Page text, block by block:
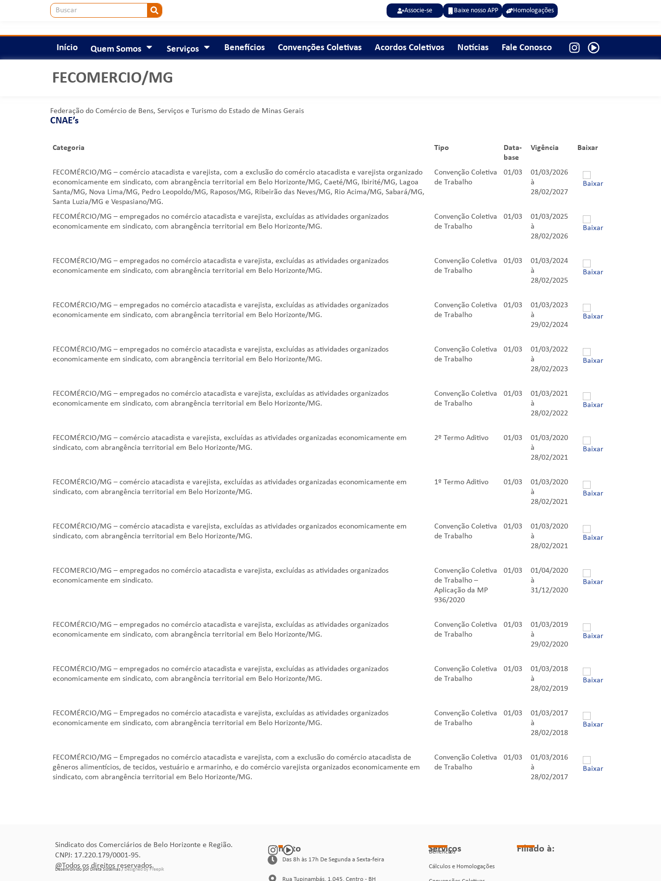
Associe-se Baixe nosso APP Homologações
Início Quem Somos Serviços Benefícios Convenções Coletivas Acordos Coletivos Notícias Fale Conosco
FECOMERCIO/MG
Federação do Comércio de Bens, Serviços e Turismo do Estado de Minas Gerais
CNAE’s
Categoria Tipo
Data-
base
Vigência Baixar
Categoria Tipo
Data-
Vigência Baixar
FECOMÉRCIO/MG – comércio atacadista e varejista, com a exclusão do comércio atacadista e varejista organizado
economicamente em sindicato, com abrangência territorial em Belo Horizonte/MG, Caeté/MG, Ibirité/MG, Lagoa
Santa/MG, Nova Lima/MG, Pedro Leopoldo/MG, Raposos/MG, Ribeirão das Neves/MG, Rio Acima/MG, Sabará/MG,
Santa Luzia/MG e Vespasiano/MG.
Convenção Coletiva
de Trabalho
01/03
01/03/2026
à
28/02/2027
FECOMÉRCIO/MG – empregados no comércio atacadista e varejista, excluídas as atividades organizados
economicamente em sindicato, com abrangência territorial em Belo Horizonte/MG.
Convenção Coletiva
de Trabalho
01/03
01/03/2025
à
28/02/2026
FECOMÉRCIO/MG – empregados no comércio atacadista e varejista, excluídas as atividades organizados
economicamente em sindicato, com abrangência territorial em Belo Horizonte/MG.
Convenção Coletiva
de Trabalho
01/03
01/03/2024
à
28/02/2025
FECOMÉRCIO/MG – empregados no comércio atacadista e varejista, excluídas as atividades organizados
economicamente em sindicato, com abrangência territorial em Belo Horizonte/MG.
Convenção Coletiva
de Trabalho
01/03
01/03/2023
à
29/02/2024
FECOMÉRCIO/MG – empregados no comércio atacadista e varejista, excluídas as atividades organizados
economicamente em sindicato, com abrangência territorial em Belo Horizonte/MG.
Convenção Coletiva
de Trabalho
01/03
01/03/2022
à
28/02/2023
FECOMÉRCIO/MG – empregados no comércio atacadista e varejista, excluídas as atividades organizados
economicamente em sindicato, com abrangência territorial em Belo Horizonte/MG.
Convenção Coletiva
de Trabalho
01/03
01/03/2021
à
28/02/2022
FECOMÉRCIO/MG – comércio atacadista e varejista, excluídas as atividades organizadas economicamente em
sindicato, com abrangência territorial em Belo Horizonte/MG.
2º Termo Aditivo 01/03
01/03/2020
à
28/02/2021
FECOMÉRCIO/MG – comércio atacadista e varejista, excluídas as atividades organizadas economicamente em
sindicato, com abrangência territorial em Belo Horizonte/MG.
1º Termo Aditivo 01/03
01/03/2020
à
28/02/2021
FECOMÉRCIO/MG – comércio atacadista e varejista, excluídas as atividades organizados economicamente em
sindicato, com abrangência territorial em Belo Horizonte/MG.
Convenção Coletiva
de Trabalho
01/03
01/03/2020
à
28/02/2021
FECOMERCIO/MG – empregados no comércio atacadista e varejista, excluídas as atividades organizados
economicamente em sindicato.
Convenção Coletiva
de Trabalho –
Aplicação da MP
936/2020
01/03
01/04/2020
à
31/12/2020
FECOMÉRCIO/MG – empregados no comércio atacadista e varejista, excluídas as atividades organizados
economicamente em sindicato, com abrangência territorial em Belo Horizonte/MG.
Convenção Coletiva
de Trabalho
01/03
01/03/2019
à
29/02/2020
FECOMÉRCIO/MG – empregados no comércio atacadista e varejista, excluídas as atividades organizados
economicamente em sindicato, com abrangência territorial em Belo Horizonte/MG.
Convenção Coletiva
de Trabalho
01/03
01/03/2018
à
28/02/2019
FECOMÉRCIO/MG – Empregados no comércio atacadista e varejista, excluídas as atividades organizados
economicamente em sindicato, com abrangência territorial em Belo Horizonte/MG.
Convenção Coletiva
de Trabalho
01/03
01/03/2017
à
28/02/2018
FECOMÉRCIO/MG – Empregados no comércio atacadista e varejista, com a exclusão do comércio atacadista de
gêneros alimentícios, de tecidos, vestuário e armarinho, e do comércio varejista organizados economicamente em
sindicato, com abrangência territorial em Belo Horizonte/MG.
Convenção Coletiva
de Trabalho
01/03
01/03/2016
à
28/02/2017
Sindicato dos Comerciários de Belo Horizonte e Região.
CNPJ: 17.220.179/0001-95.
@Todos os direitos reservados.
Desenvolvido por Direta Sistemas /Designed by Freepik
Contato
Das 8h às 17h De Segunda a Sexta-feira
Rua Tupinambás, 1.045, Centro - BH
Serviços
Benefícios
Cálculos e Homologações
Filiado à: